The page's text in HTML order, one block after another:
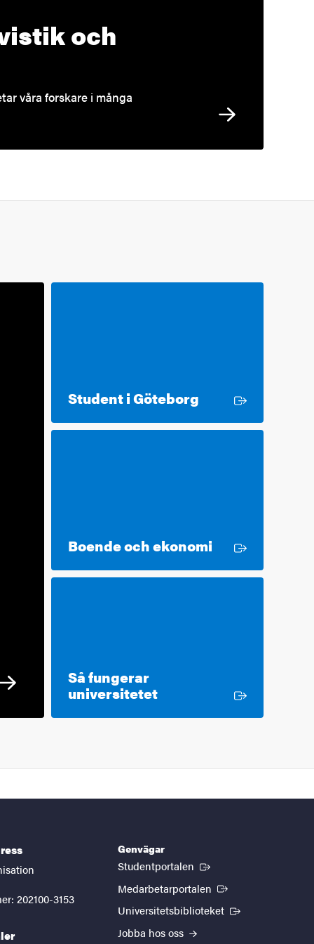
och
våra forskare i många
Student i Göteborg Extern länk
Boende och ekonomi Extern länk
Så fungerar
universitetetExtern länk
202100-3153
Genvägar
Studentportalen (Extern länk)
Medarbetarportalen (Extern länk)
Universitetsbiblioteket (Extern länk)
Jobba hos oss